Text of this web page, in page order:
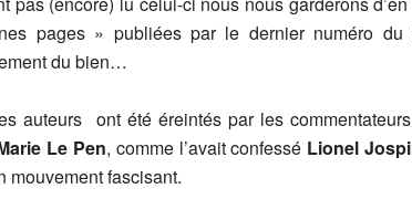
pages » publiées par le dernier numéro du
du bien…
auteurs ont été éreintés par les
Le Pen, comme l’avait confessé Lionel
mouvement fascisant.